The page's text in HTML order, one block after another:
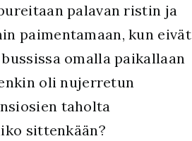
palavan ristin ja
paimentamaan, kun eivät
omalla paikallaan
oli nujerretun
taholta
sittenkään?